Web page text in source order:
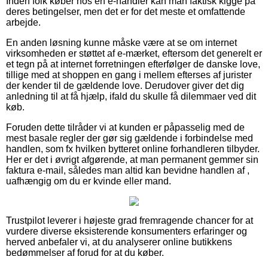
deres betingelser, men det er for det meste et omfattende
arbejde.
En anden løsning kunne måske være at se om internet
virksomheden er støttet af e-mærket, eftersom det generelt er
et tegn på at internet forretningen efterfølger de danske love,
tillige med at shoppen en gang i mellem efterses af jurister
der kender til de gældende love. Derudover giver det dig
anledning til at få hjælp, ifald du skulle få dilemmaer ved dit
køb.
Foruden dette tilråder vi at kunden er påpasselig med de
mest basale regler der gør sig gældende i forbindelse med
handlen, som fx hvilken bytteret online forhandleren tilbyder.
Her er det i øvrigt afgørende, at man permanent gemmer sin
faktura e-mail, således man altid kan bevidne handlen af ,
uafhængig om du er kvinde eller mand.
Trustpilot leverer i højeste grad fremragende chancer for at
vurdere diverse eksisterende konsumenters erfaringer og
herved anbefaler vi, at du analyserer online butikkens
bedømmelser af forud for at du køber.